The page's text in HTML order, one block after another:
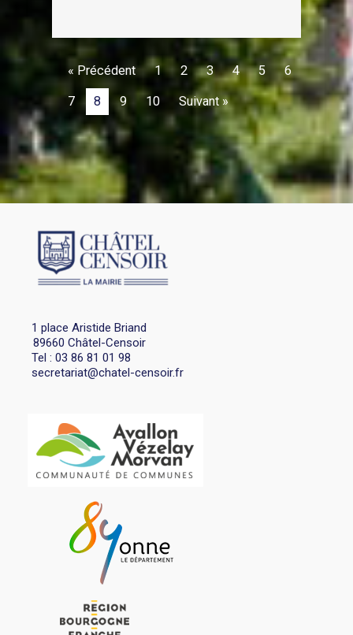
« Précédent 1 2 3 4 5 6
7 8 9 10 Suivant »
1 place Aristide Briand
89660 Châtel-Censoir
Tel : 03 86 81 01 98
secretariat@chatel-censoir.fr